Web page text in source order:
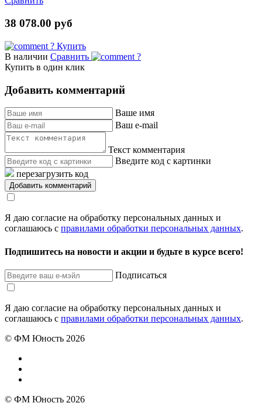
38 078.00 руб
? Купить
В наличии Сравнить
?
Купить в один клик
Добавить комментарий
Ваше имя
Ваш e-mail
Текст комментария
Введите код с картинки
перезагрузить код
Я даю согласие на обработку персональных данных и
соглашаюсь с правилами обработки персональных данных.
Подпишитесь на новости и акции и будьте в курсе всего!
Подписаться
Я даю согласие на обработку персональных данных и
соглашаюсь с правилами обработки персональных данных.
© ФМ Юность 2026
© ФМ Юность 2026